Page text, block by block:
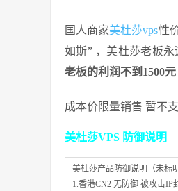
国人商家美杜莎vps性
如斯” ，美杜莎老板
老板的利润不到1500元
成本价限量销售 暂不
美杜莎VPS 防御说明
美杜莎产品防御说明（未标
1.香港CN2 无防御 被攻击IP